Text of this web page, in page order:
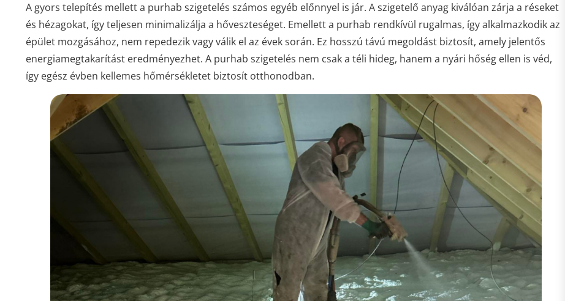
A gyors telepítés mellett a purhab szigetelés számos egyéb előnnyel is jár. A szigetelő anyag kiválóan zárja a réseket
és hézagokat, így teljesen minimalizálja a hőveszteséget. Emellett a purhab rendkívül rugalmas, így alkalmazkodik az
épület mozgásához, nem repedezik vagy válik el az évek során. Ez hosszú távú megoldást biztosít, amely jelentős
energiamegtakarítást eredményezhet. A purhab szigetelés nem csak a téli hideg, hanem a nyári hőség ellen is véd,
így egész évben kellemes hőmérsékletet biztosít otthonodban.